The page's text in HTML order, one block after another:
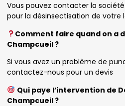
Vous pouvez contacter la
pour la désinsectisation de votre
Comment faire quand on a
Champcueil ?
Si vous avez un problème de
contactez-nous pour un devis
Qui paye l’intervention de
Champcueil ?